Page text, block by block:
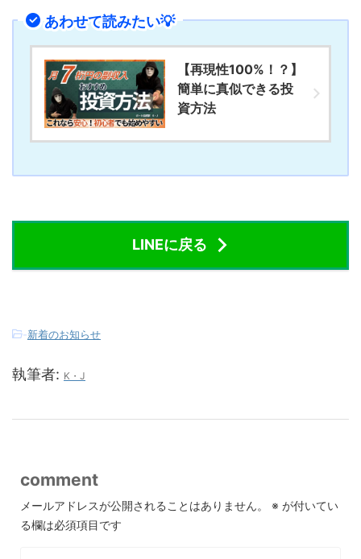
あわせて読みたい💡
【再現性100%！？】
簡単に真似できる投
資方法
LINEに戻る
-新着のお知らせ
執筆者: K・J
comment
メールアドレスが公開されることはありません。 ※ が付いてい
る欄は必須項目です